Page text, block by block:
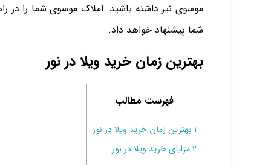
موسوی نیز داشته باشید. املاک موسوی شما را در
شما پیشنهاد خواهد داد.
بهترین زمان خرید ویلا در نور
فهرست مطالب
1 بهترین زمان خرید ویلا در نور
2مزایای خرید ویلا در نور